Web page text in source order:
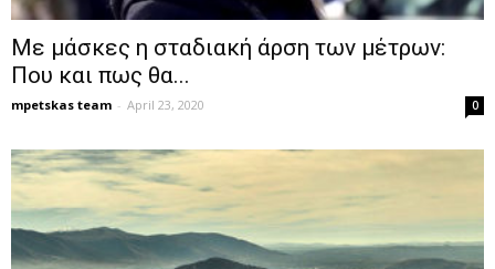
Με μάσκες η σταδιακή άρση των μέτρων:
Που και πως θα...
mpetskas team - April 23, 2020 0